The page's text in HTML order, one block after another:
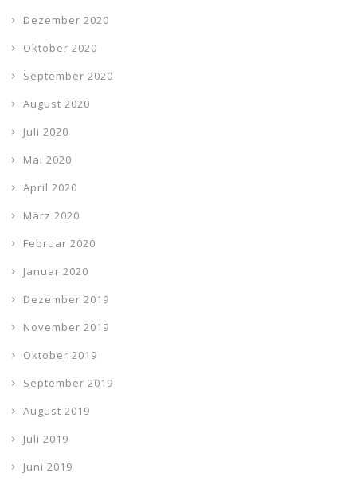
Dezember 2020
Oktober 2020
September 2020
August 2020
Juli 2020
Mai 2020
April 2020
März 2020
Februar 2020
Januar 2020
Dezember 2019
November 2019
Oktober 2019
September 2019
August 2019
Juli 2019
Juni 2019